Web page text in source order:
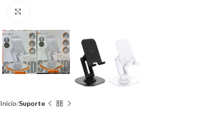
Início Suporte